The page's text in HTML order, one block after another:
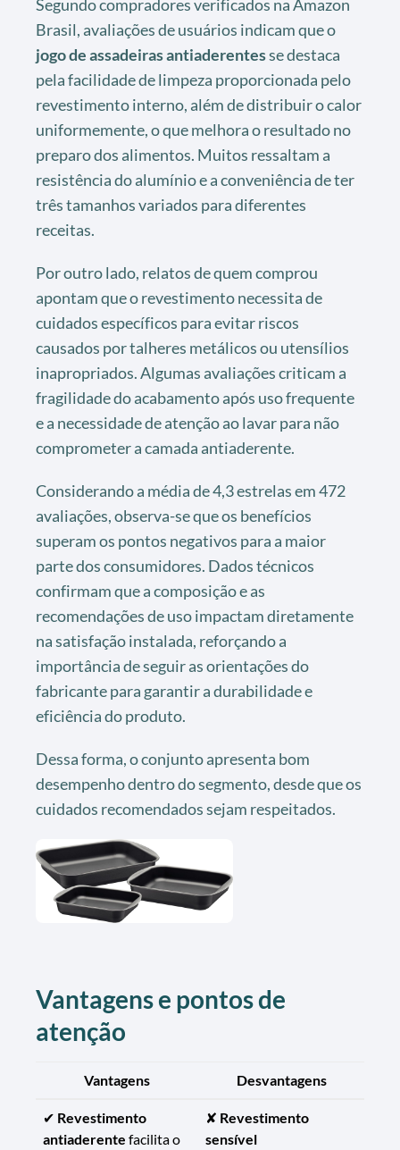
Segundo compradores verificados na Amazon
Brasil, avaliações de usuários indicam que o
jogo de assadeiras antiaderentesse destaca
pela facilidade de limpeza proporcionada pelo
revestimento interno, além de distribuir o calor
uniformemente, o que melhora o resultado no
preparo dos alimentos. Muitos ressaltam a
resistência do alumínio e a conveniência de ter
três tamanhos variados para diferentes
receitas.
Por outro lado, relatos de quem comprou
apontam que o revestimento necessita de
cuidados específicos para evitar riscos
causados por talheres metálicos ou utensílios
inapropriados. Algumas avaliações criticam a
fragilidade do acabamento após uso frequente
e a necessidade de atenção ao lavar para não
comprometer a camada antiaderente.
Considerando a média de 4,3 estrelas em 472
avaliações, observa-se que os benefícios
superam os pontos negativos para a maior
parte dos consumidores. Dados técnicos
confirmam que a composição e as
recomendações de uso impactam diretamente
na satisfação instalada, reforçando a
importância de seguir as orientações do
fabricante para garantir a durabilidade e
eficiência do produto.
Dessa forma, o conjunto apresenta bom
desempenho dentro do segmento, desde que os
cuidados recomendados sejam respeitados.
Vantagens e pontos de
atenção
Vantagens Desvantagens
✔ Revestimento
antiaderente facilita o
✘ Revestimento
sensível